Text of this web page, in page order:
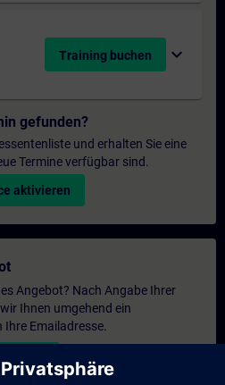
Training buchen expand_more
gefunden?
und erhalten Sie eine
Termine verfügbar sind.
aktivieren
Angebot? Nach Angabe Ihrer
Ihnen umgehend ein
Emailadresse.